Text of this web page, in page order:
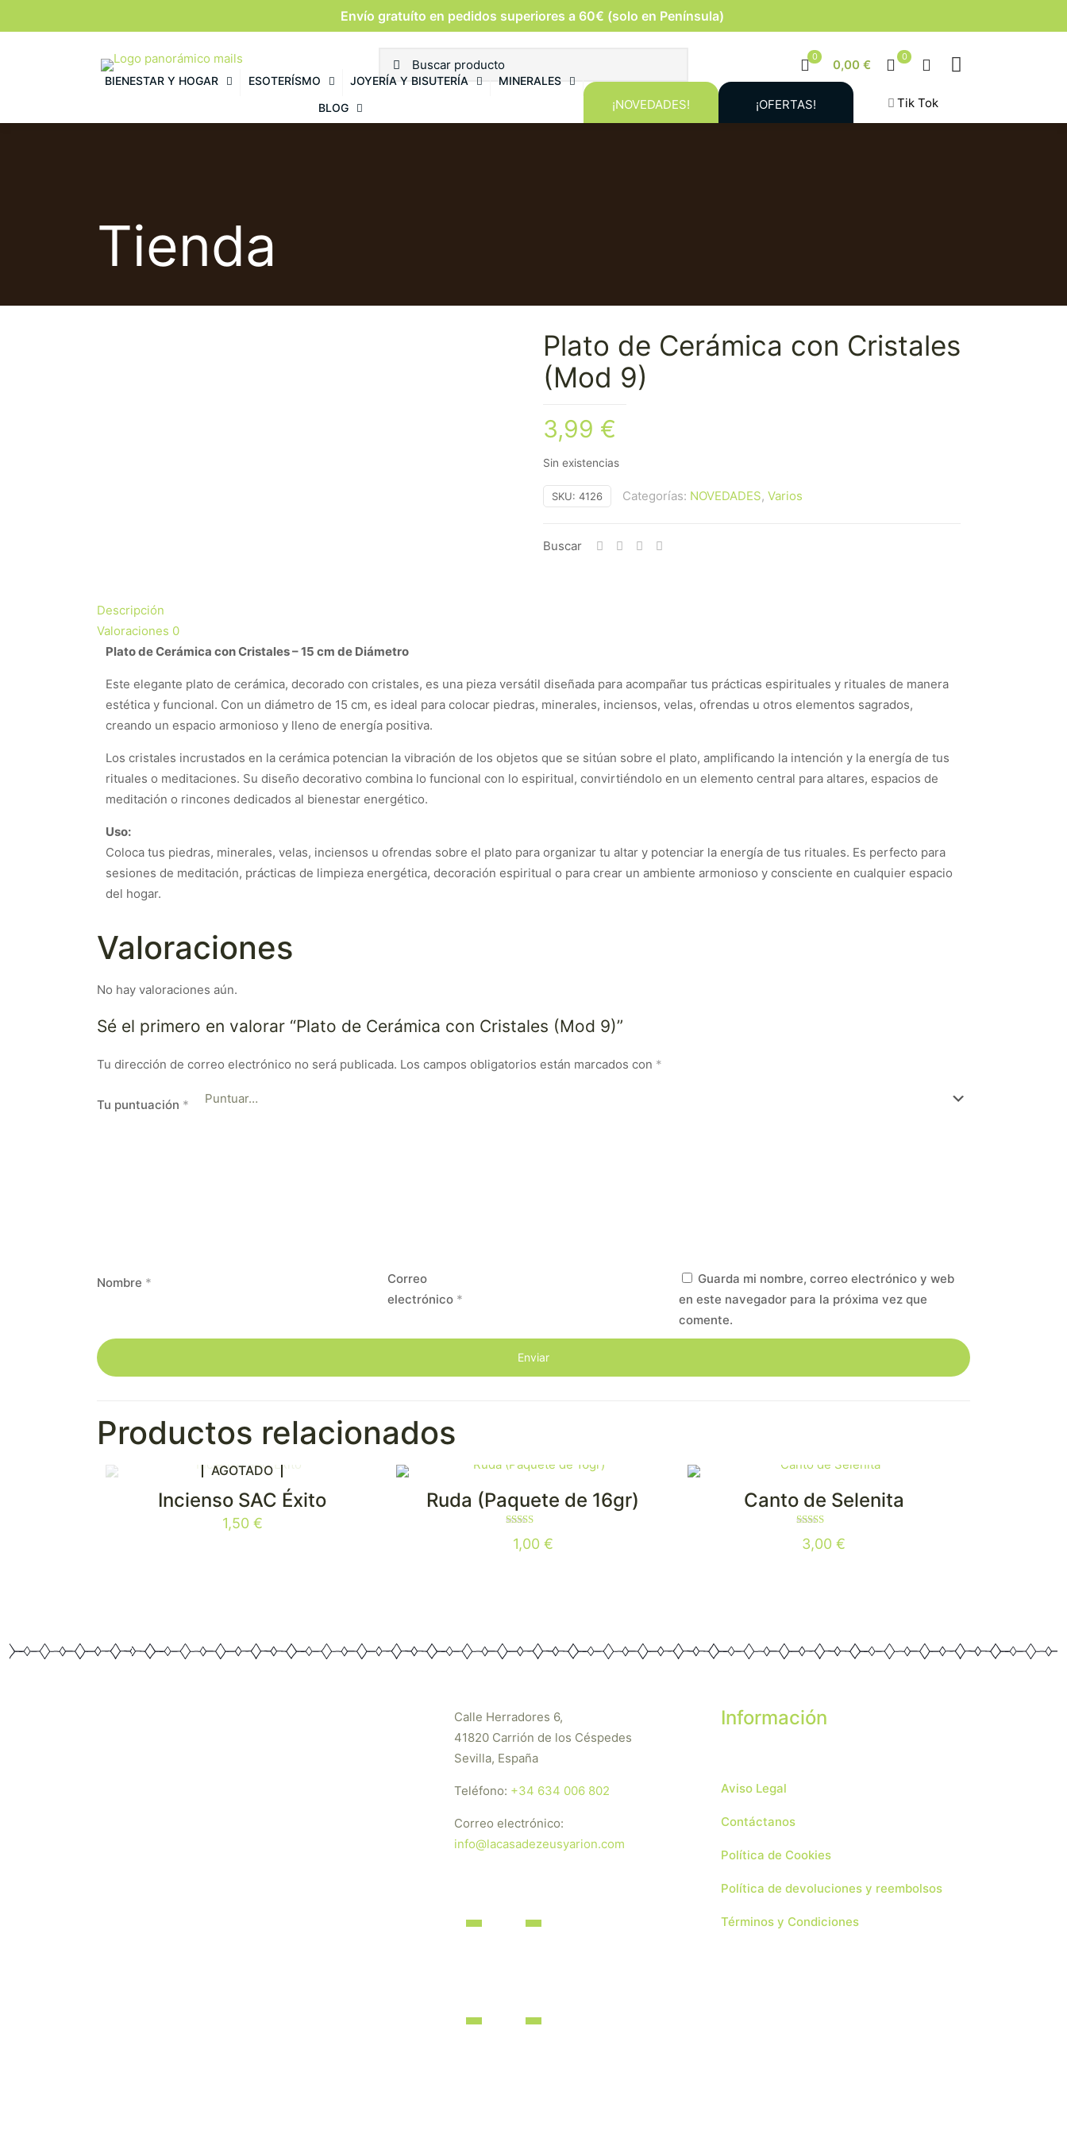
Envío gratuíto en pedidos superiores a 60€ (solo en Península)
0
0,00 €
0
BIENESTAR Y HOGAR ESOTERÍSMO JOYERÍA Y BISUTERÍA
MINERALES
BLOG
¡NOVEDADES! ¡OFERTAS! Tik Tok
Tienda
Plato de Cerámica con Cristales
(Mod 9)
3,99 €
Sin existencias
SKU: 4126 Categorías: NOVEDADES, Varios
Buscar
Descripción
Valoraciones 0
Plato de Cerámica con Cristales – 15 cm de Diámetro
Este elegante plato de cerámica, decorado con cristales, es una pieza versátil diseñada para acompañar tus prácticas espirituales y rituales de manera
estética y funcional. Con un diámetro de 15 cm, es ideal para colocar piedras, minerales, inciensos, velas, ofrendas u otros elementos sagrados,
creando un espacio armonioso y lleno de energía positiva.
Los cristales incrustados en la cerámica potencian la vibración de los objetos que se sitúan sobre el plato, amplificando la intención y la energía de tus
rituales o meditaciones. Su diseño decorativo combina lo funcional con lo espiritual, convirtiéndolo en un elemento central para altares, espacios de
meditación o rincones dedicados al bienestar energético.
Uso:
Coloca tus piedras, minerales, velas, inciensos u ofrendas sobre el plato para organizar tu altar y potenciar la energía de tus rituales. Es perfecto para
sesiones de meditación, prácticas de limpieza energética, decoración espiritual o para crear un ambiente armonioso y consciente en cualquier espacio
del hogar.
Valoraciones
No hay valoraciones aún.
Sé el primero en valorar “Plato de Cerámica con Cristales (Mod 9)”
Tu dirección de correo electrónico no será publicada. Los campos obligatorios están marcados con *
Tu puntuación *
Nombre *
Correo
electrónico *
Guarda mi nombre, correo electrónico y web
en este navegador para la próxima vez que
comente.
Productos relacionados
AGOTADO
Incienso SAC Éxito
1,50 €
Ruda (Paquete de 16gr)
con
4.33
1,00 €
Canto de Selenita
con
3,00€
Calle Herradores 6,
41820 Carrión de los Céspedes
Sevilla, España
Teléfono: +34 634 006 802
Correo electrónico:
info@lacasadezeusyarion.com
Información
Aviso Legal
Contáctanos
Política de Cookies
Política de devoluciones y reembolsos
Términos y Condiciones